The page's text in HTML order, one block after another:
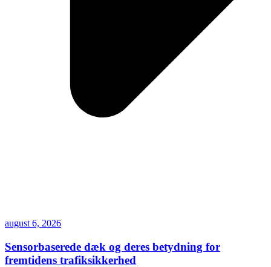
august 6, 2026
Sensorbaserede dæk og deres betydning for
fremtidens trafiksikkerhed